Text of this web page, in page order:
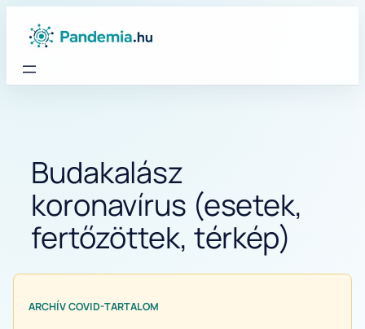
Budakalász
koronavírus (esetek,
fertőzöttek, térkép)
ARCHÍV COVID-TARTALOM